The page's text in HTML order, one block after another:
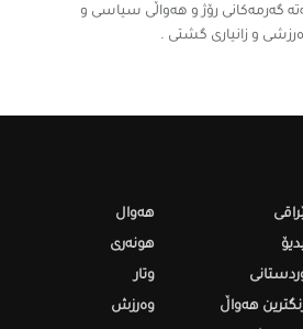
گه‌رمه‌كانى رۆژ و هەواڵی سیاسی و
و زانیارى گشتى .
هەواڵ
هەواڵ
هونەری
وتار
وەرزش